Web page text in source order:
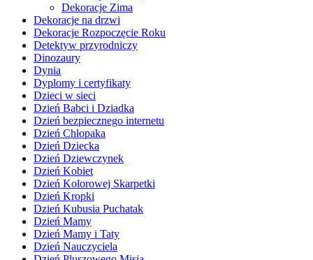
Dekoracje Zima
Dekoracje na drzwi
Dekoracje Rozpoczęcie Roku
Detektyw przyrodniczy
Dinozaury
Dynia
Dyplomy i certyfikaty
Dzieci w sieci
Dzień Babci i Dziadka
Dzień bezpiecznego internetu
Dzień Chłopaka
Dzień Dziecka
Dzień Dziewczynek
Dzień Kobiet
Dzień Kolorowej Skarpetki
Dzień Kropki
Dzień Kubusia Puchatak
Dzień Mamy
Dzień Mamy i Taty
Dzień Nauczyciela